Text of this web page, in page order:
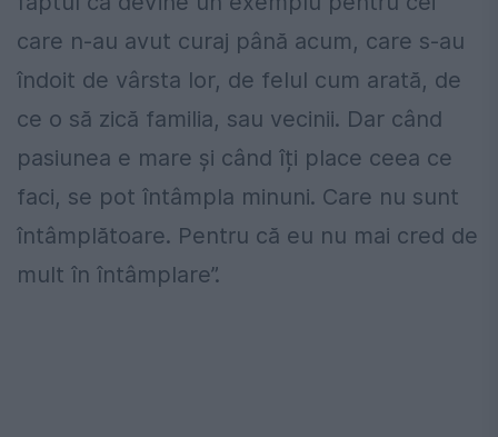
care n-au avut curaj până acum, care s-au
îndoit de vârsta lor, de felul cum arată, de
ce o să zică familia, sau vecinii. Dar când
pasiunea e mare și când îți place ceea ce
faci, se pot întâmpla minuni. Care nu sunt
întâmplătoare. Pentru că eu nu mai cred de
mult în întâmplare”.